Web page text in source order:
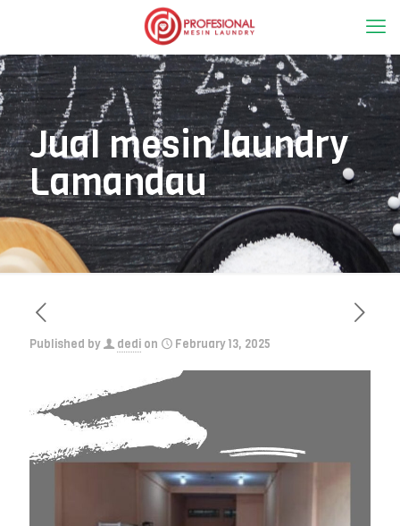
Jual mesin laundry
Lamandau
Published by dedi on February 13, 2025